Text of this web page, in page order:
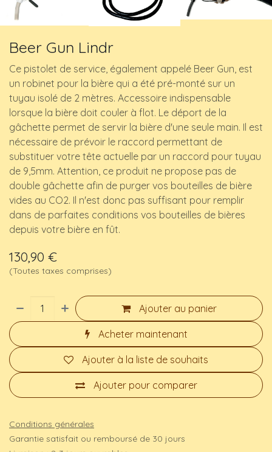
Beer Gun Lindr
Ce pistolet de service, également appelé Beer Gun, est
un robinet pour la bière qui a été pré-monté sur un
tuyau isolé de 2 mètres. Accessoire indispensable
lorsque la bière doit couler à flot. Le déport de la
gâchette permet de servir la bière d'une seule main. Il est
nécessaire de prévoir le raccord permettant de
substituer votre tête actuelle par un raccord pour tuyau
de 9,5mm. Attention, ce produit ne propose pas de
double gâchette afin de purger vos bouteilles de bière
vides au CO2. Il n'est donc pas suffisant pour remplir
dans de parfaites conditions vos bouteilles de bières
depuis votre bière en fût.
130,90 €
(Toutes taxes comprises)
Ajouter au panier
Acheter maintenant
Ajouter pour comparer
Ajouter à la liste de souhaits
Conditions générales
Garantie satisfait ou remboursé de 30 jours